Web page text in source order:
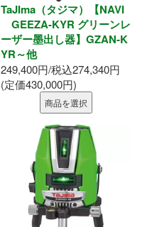
TaJIma（タジマ）【NAVI
GEEZA-KYR グリーンレ
ーザー墨出し器】GZAN-K
YR～他
249,400円/税込274,340円
(定価430,000円)
商品を選択